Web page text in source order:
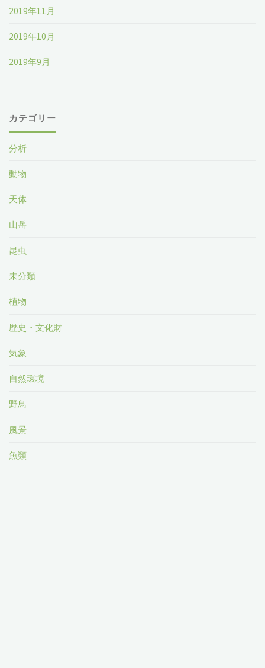
2019年11月
2019年10月
2019年9月
カテゴリー
分析
動物
天体
山岳
昆虫
未分類
植物
歴史・文化財
気象
自然環境
野鳥
風景
魚類